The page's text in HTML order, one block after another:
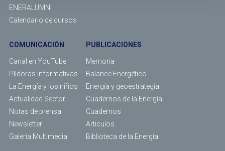
ENERALUMNI
Calendario de cursos
COMUNICACIÓN
Canal en YouTube
Píldoras Informativas
La Energía y los niños
Actualidad Sector
Notas de prensa
Newsletter
Galería Multimedia
PUBLICACIONES
Memoria
Balance Energético
Energía y geoestrategia
Cuadernos de la Energía
Cuadernos
Articulos
Biblioteca de la Energía